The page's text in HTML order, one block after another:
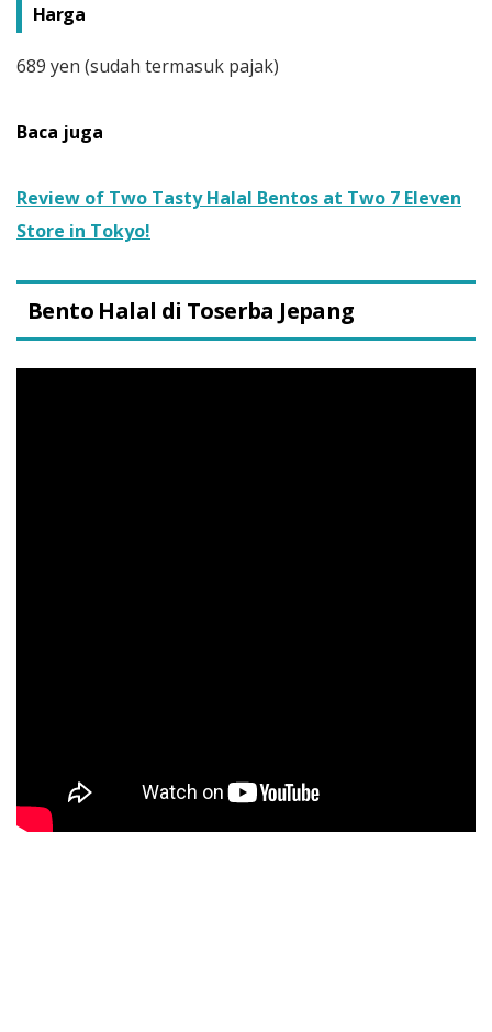
Harga
689 yen (sudah termasuk pajak)
Baca juga
Review of Two Tasty Halal Bentos at Two 7 Eleven
Store in Tokyo!
Bento Halal di Toserba Jepang